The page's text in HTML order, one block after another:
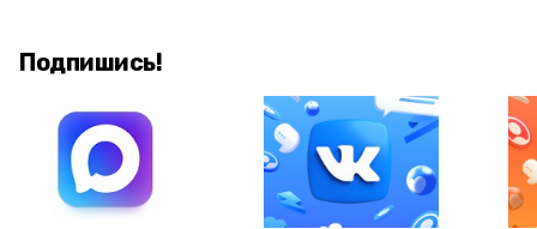
Подпишись!